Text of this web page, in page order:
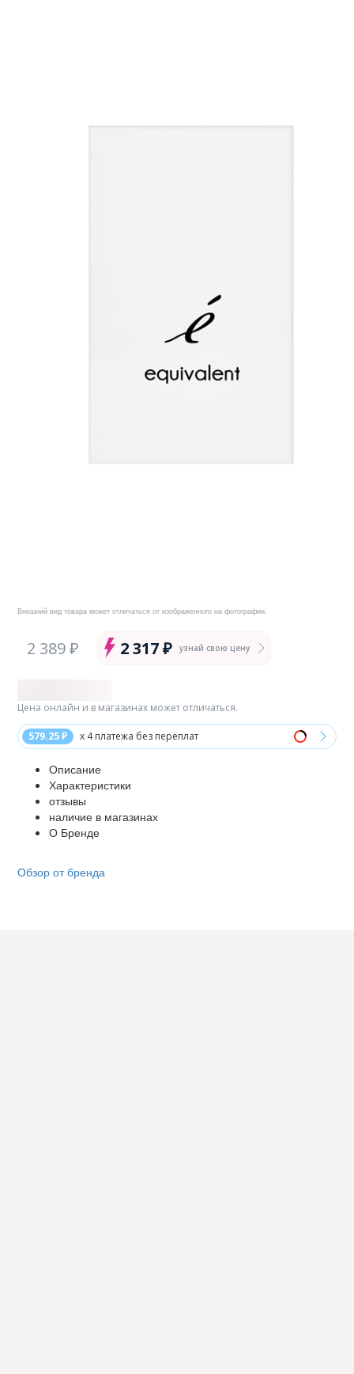
Внешний вид товара может отличаться от изображенного на фотографии.
2 389 ₽ 2 317 ₽ узнай свою цену
579.25 ₽ x 4 платежа без переплат
Цена онлайн и в магазинах может отличаться.
Описание
Характеристики
отзывы
наличие в магазинах
О Бренде
Обзор от бренда